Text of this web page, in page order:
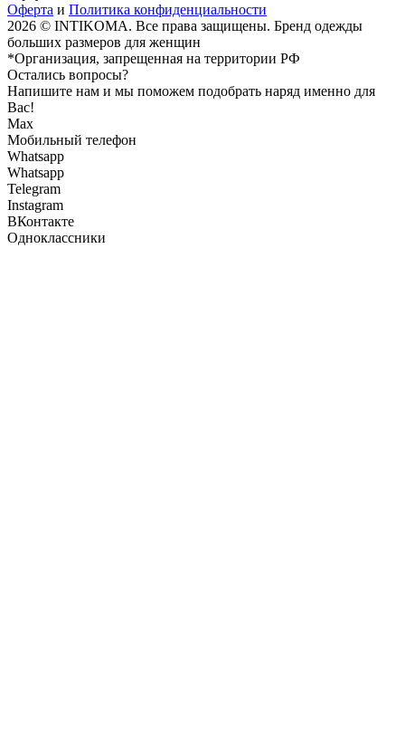
Оферта и Политика конфиденциальности
2026 © INTIKOMA. Все права защищены. Бренд одежды
больших размеров для женщин
*Организация, запрещенная на территории РФ
Остались вопросы?
Напишите нам и мы поможем подобрать наряд именно для
Вас!
Max
Мобильный телефон
Whatsapp
Whatsapp
Telegram
Instagram
ВКонтакте
Одноклассники